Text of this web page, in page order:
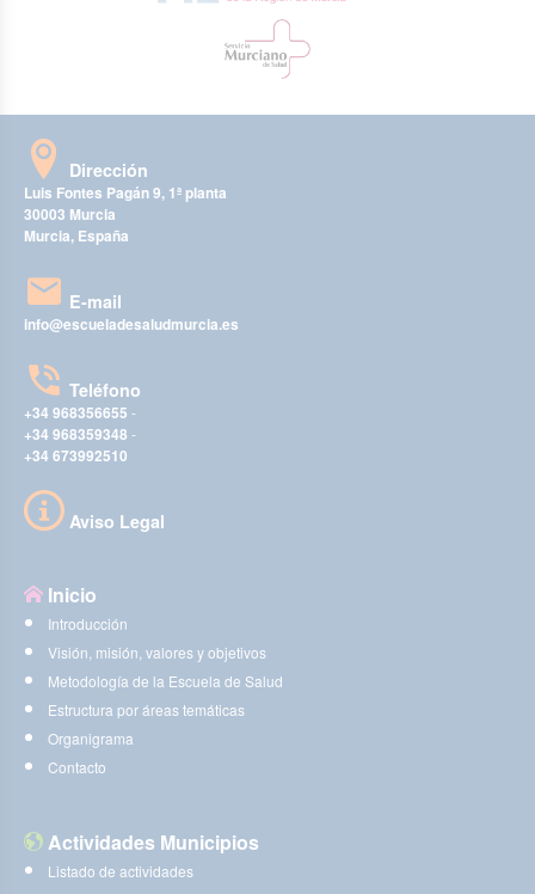
Dirección
Luis Fontes Pagán 9, 1ª planta
30003 Murcia
Murcia, España
E-mail
info@escueladesaludmurcia.es
Teléfono
+34 968356655 -
+34 968359348 -
+34 673992510
Aviso Legal
Inicio
Introducción
Visión, misión, valores y objetivos
Metodología de la Escuela de Salud
Estructura por áreas temáticas
Organigrama
Contacto
Actividades Municipios
Listado de actividades